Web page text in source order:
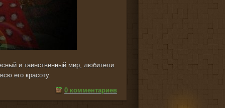
и таинственный мир, любители
его красоту.
0 комментариев